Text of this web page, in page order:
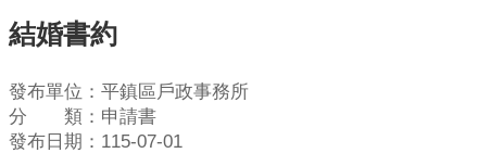
結婚書約
發布單位：平鎮區戶政事務所
分 類：申請書
發布日期：115-07-01